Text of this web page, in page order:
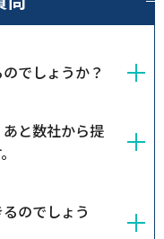
でしょうか？
と数社から提
のでしょう